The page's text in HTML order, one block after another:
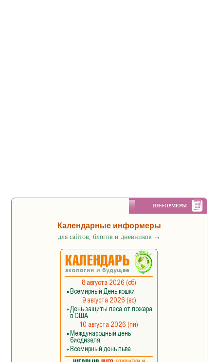
ИНФОРМЕРЫ
Календарные информеры
для сайтов, блогов и дневников →